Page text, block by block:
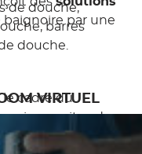
par une
de douche,
barres
douche.
le cadre du
prescrites dans
hôpitaux, Ehpad,
VIRTUEL